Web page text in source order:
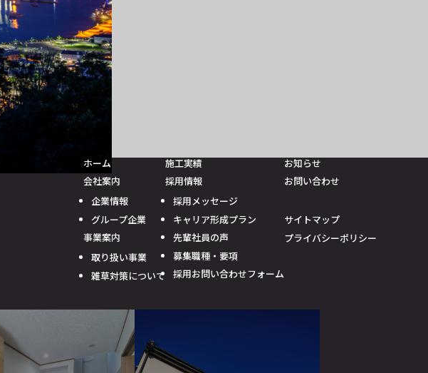
ホーム
会社案内
企業情報
グループ企業
事業案内
取り扱い事業
雑草対策について
施工実績
採用情報
採用メッセージ
キャリア形成プラン
先輩社員の声
募集職種・要項
採用お問い合わせフォーム
お知らせ
お問い合わせ
サイトマップ
プライバシーポリシー